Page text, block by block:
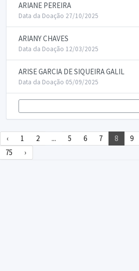
ARIANE PEREIRA
Data da Doação 27/10/2025
ARIANY CHAVES
Data da Doação 12/03/2025
ARISE GARCIA DE SIQUEIRA GALIL
Data da Doação 05/09/2025
‹ 1 2 ... 5 6 7 8 9
75
›